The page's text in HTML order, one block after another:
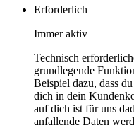
Erforderlich
Immer aktiv
Technisch
grundlegende
Beispiel dazu, dass
dich in dein
auf dich ist für uns
anfallende Daten